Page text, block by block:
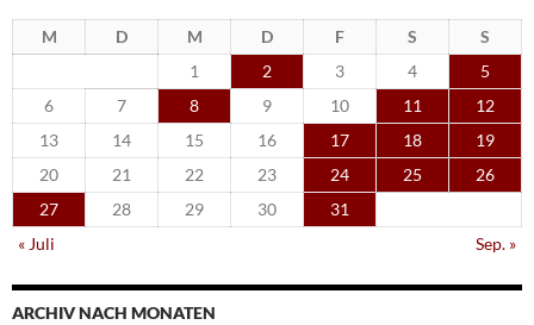
M D M D F S
S
1
2 3 4
5
6
7 8 9 10 11
12
13
14 15 16 17 18
19
20
21 22 23 24 25
26
27
28 29 30
31
« Juli
Sep. »
ARCHIV NACH MONATEN